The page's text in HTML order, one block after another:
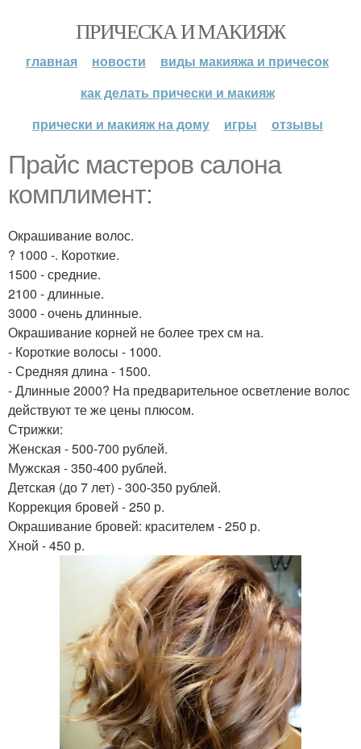
ПРИЧЕСКА И МАКИЯЖ
главная новости
виды макияжа и причесок
как делать прически и макияж
прически и макияж на дому
игры отзывы
Прайс мастеров салона
комплимент:
Окрашивание волос.
? 1000 -. Короткие.
1500 - средние.
2100 - длинные.
3000 - очень длинные.
Окрашивание корней не более трех см на.
- Короткие волосы - 1000.
- Средняя длина - 1500.
- Длинные 2000? На предварительное осветление волос
действуют те же цены плюсом.
Стрижки:
Женская - 500-700 рублей.
Мужская - 350-400 рублей.
Детская (до 7 лет) - 300-350 рублей.
Коррекция бровей - 250 р.
Окрашивание бровей: красителем - 250 р.
Хной - 450 р.